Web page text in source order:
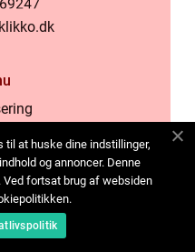
oss
til at huske dine indstillinger,
og annoncer. Denne
fortsat brug af websiden